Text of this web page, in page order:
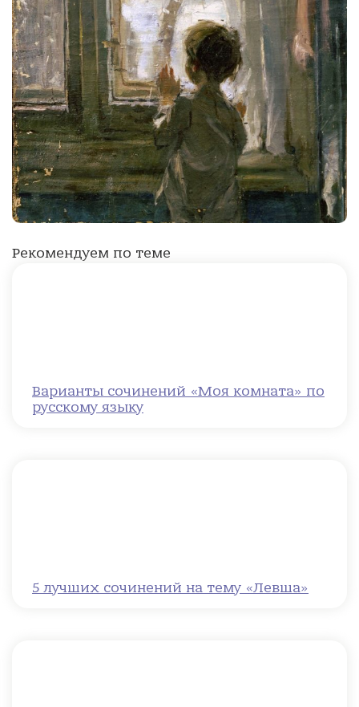
Рекомендуем по теме
Варианты сочинений «Моя комната» по
русскому языку
5 лучших сочинений на тему «Левша»